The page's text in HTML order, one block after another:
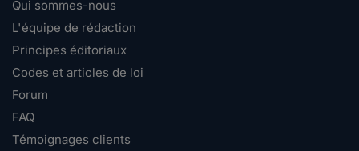
Qui sommes-nous
L'équipe de rédaction
Principes éditoriaux
Codes et articles de loi
Forum
FAQ
Témoignages clients